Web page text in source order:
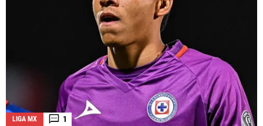
LIGA MX 1